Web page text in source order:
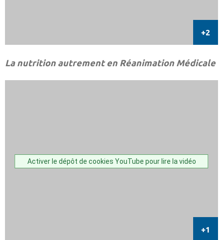
La nutrition autrement en Réanimation Médicale
Activer le dépôt de cookies YouTube pour lire la vidéo